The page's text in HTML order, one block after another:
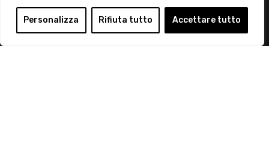
Personalizza Rifiuta tutto Accettare tutto
Login
Diventa Socio